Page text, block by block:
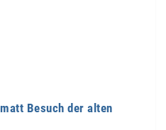
Besuch der alten